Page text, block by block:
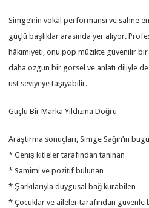
Simge’nin vokal performansı ve sahne
güçlü başlıklar arasında yer alıyor.
hâkimiyeti, onu pop müzikte güvenilir
daha özgün bir görsel ve anlatı diliyle
üst seviyeye taşıyabilir.
Güçlü Bir Marka Yıldızına Doğru
Araştırma sonuçları, Simge Sağın’ın
* Geniş kitleler tarafından tanınan
* Samimi ve pozitif bulunan
* Şarkılarıyla duygusal bağ kurabilen
* Çocuklar ve aileler tarafından güvenle